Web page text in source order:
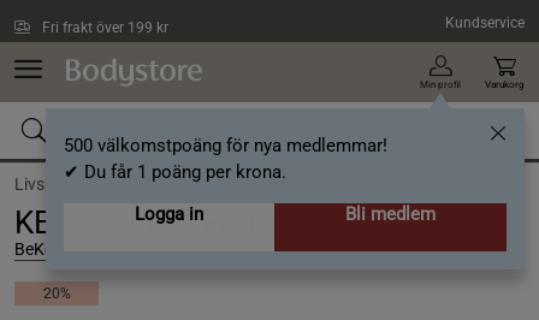
Fri frakt över 199 kr Kundservice
Min profil
500 välkomstpoäng för nya medlemmar!
✔ Du får 1 poäng per krona.
Logga in
Bli medlem
Varukorg
Livsmedel /Matlagning / Ris, pasta och nudlar
KETO Konjac Fettuccine 320 g
BeKeto
20%